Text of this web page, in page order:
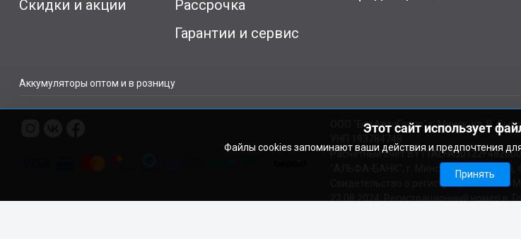
Скидки и акции
Рассрочка
Гарантии и сервис
Аккумуляторы оптом и в розницу
ООО "БатАвтоГрупп" г. Минск, ул. В.
Расчетный счет
"АЛЬФА-БАНК", г. Минск, ул. Сурганова,
Свидетельство о регистрации выдано
Этот сайт использует
Файлы cookies запоминают ваши действия и предпочтения
Принять